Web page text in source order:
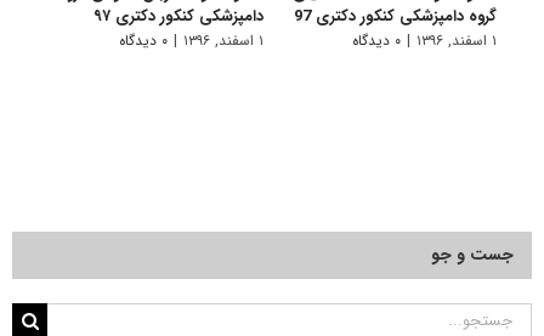
گروه دامپزشکی کنکور دکتری 97
۱ اسفند, ۱۳۹۶ | ۰ دیدگاه
دامپزشکی کنکور دکتری ۹۷
۱ اسفند, ۱۳۹۶ | ۰ دیدگاه
جست و جو
جستجو